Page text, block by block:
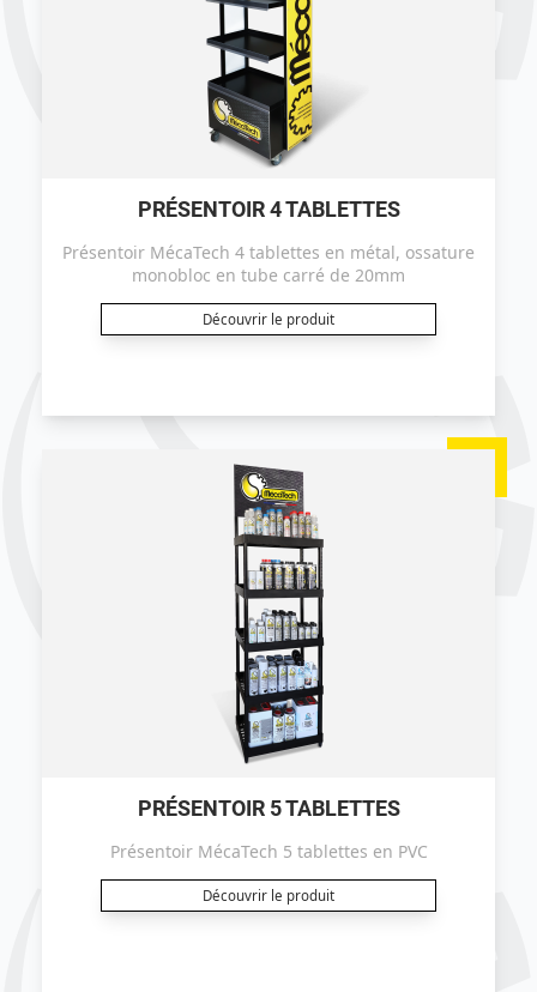
PRÉSENTOIR 4 TABLETTES
Présentoir MécaTech 4 tablettes en métal, ossature
monobloc en tube carré de 20mm
Découvrir le produit
PRÉSENTOIR 5 TABLETTES
Présentoir MécaTech 5 tablettes en PVC
Découvrir le produit